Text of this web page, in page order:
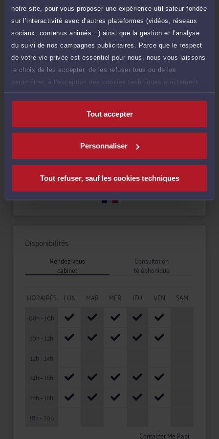
notre site, pour vous proposer une expérience utilisateur fondée
sur l’interactivité avec d’autres plateformes (vidéos, réseaux
sociaux, contenus animés…) ainsi que la gestion et l’analyse
du suivi de nos campagnes publicitaires. Parce que le respect
de votre vie privée est essentiel pour nous, nous vous laissons
le choix de les accepter, de les refuser tous ou de les
paramétrer, à l’exception des cookies techniques strictement
nécessaires au fonctionnement du site.
Tout accepter
Personnaliser
Tout refuser, sauf les cookies techniques
Compétences
Droit de la famille, des personnes et de leur patrimoine
Droit pénal
Langues
Disponibilités
Rendez-vous
cabinet
Consultation
téléphonique
HORAIRES LUN MAR MER JEU VEN
SAM
08h - 10h
10h - 12h
12h - 14h
14h - 16h
16h - 18h
18h - 20h
Contacter Me Papi